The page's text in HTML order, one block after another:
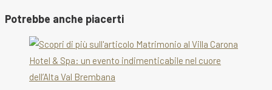
Potrebbe anche piacerti